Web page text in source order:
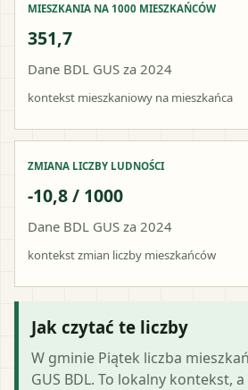
MIESZKANIA NA 1000 MIESZKAŃCÓW
351,7
Dane BDL GUS za 2024
kontekst mieszkaniowy na mieszkańca
ZMIANA LICZBY LUDNOŚCI
-10,8 / 1000
Dane BDL GUS za 2024
kontekst zmian liczby mieszkańców
Jak czytać te liczby
W gminie Piątek liczba
GUS BDL. To lokalny kontekst,